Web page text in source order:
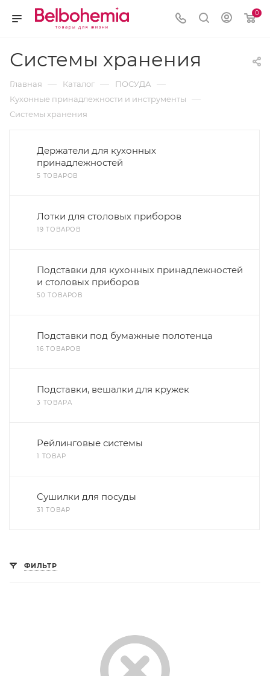
0
Системы хранения
Главная — Каталог — ПОСУДА —
Кухонные принадлежности и инструменты —
Системы хранения
Держатели для кухонных
принадлежностей
5 ТОВАРОВ
Лотки для столовых приборов
19 ТОВАРОВ
Подставки для кухонных принадлежностей
и столовых приборов
50 ТОВАРОВ
Подставки под бумажные полотенца
16 ТОВАРОВ
Подставки, вешалки для кружек
3 ТОВАРА
Рейлинговые системы
1 ТОВАР
Сушилки для посуды
31 ТОВАР
ФИЛЬТР